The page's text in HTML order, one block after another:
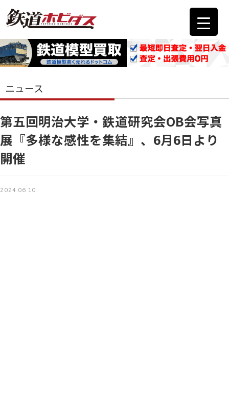
ニュース
第五回明治大学・鉄道研究会OB会写真
展『多様な感性を集結』、6月6日より
開催
2024.06.10